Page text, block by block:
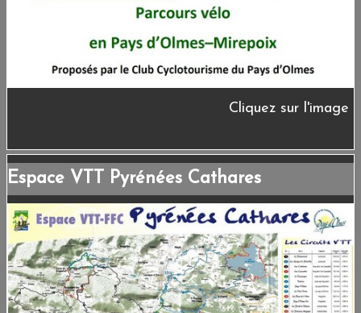
CONTACT
Cliquez sur l'image
Espace VTT Pyrénées Cathares